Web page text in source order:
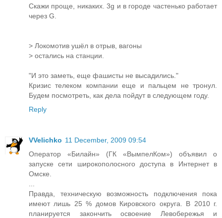
Скажи проще, никаких. 3g и в городе частенько работает
через G.
> Локомотив ушёл в отрыв, вагоны
> остались на станции.
"И это заметь, еще фашисты не высадились."
Кризис телеком компании еще и пальцем не тронул.
Будем посмотреть, как дела пойдут в следующем году.
Reply
VVelichko 11 December, 2009 09:54
Оператор «Билайн» (ГК «ВымпелКом») объявил о
запуске сети широкополосного доступа в Интернет в
Омске.
Правда, техническую возможность подключения пока
имеют лишь 25 % домов Кировского округа. В 2010 г.
планируется закончить освоение Левобережья и